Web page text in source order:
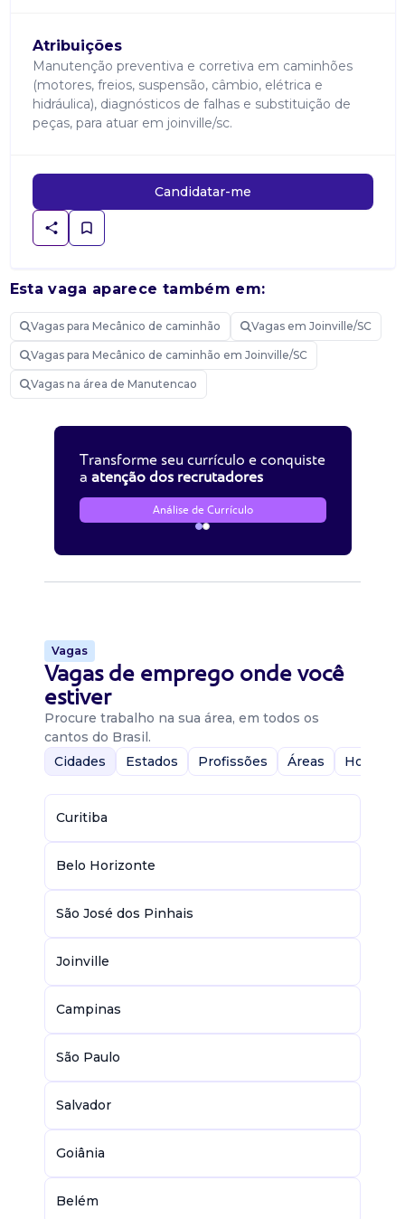
Atribuições
Manutenção preventiva e corretiva em caminhões
(motores, freios, suspensão, câmbio, elétrica e
hidráulica), diagnósticos de falhas e substituição de
peças, para atuar em joinville/sc.
Candidatar-me
Esta vaga aparece também em:
Vagas para Mecânico de caminhão Vagas em Joinville/SC
Vagas para Mecânico de caminhão em Joinville/SC
Vagas na área de Manutencao
Transforme seu currículo e conquiste
a atenção dos recrutadores
Análise de Currículo
Vagas
Vagas de emprego onde você
estiver
Procure trabalho na sua área, em todos os
cantos do Brasil.
Cidades
Estados Profissões Áreas Home-
Curitiba
Belo Horizonte
São José dos Pinhais
Joinville
Campinas
São Paulo
Salvador
Goiânia
Belém